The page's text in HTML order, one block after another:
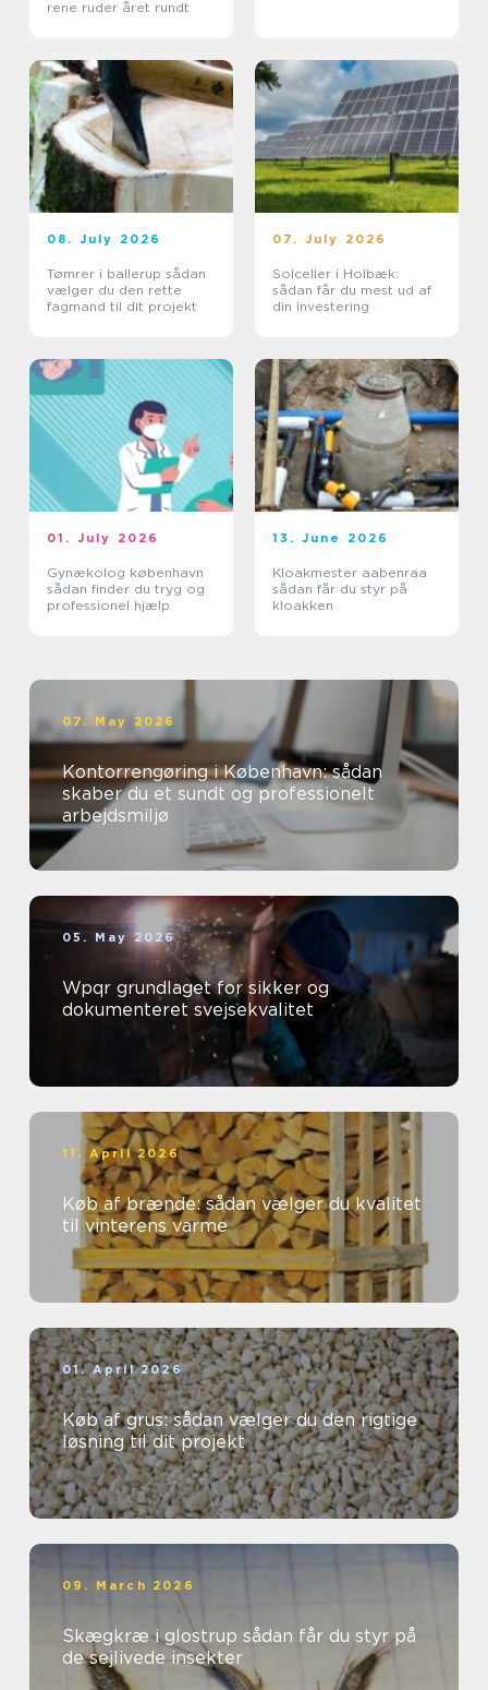
rene ruder året rundt
08. July 2026
Tømrer i ballerup sådan
vælger du den rette
fagmand til dit projekt
07. July 2026
Solceller i Holbæk:
sådan får du mest ud af
din investering
01. July 2026
Gynækolog københavn
sådan finder du tryg og
professionel hjælp
13. June 2026
Kloakmester aabenraa
sådan får du styr på
kloakken
07. May 2026
Kontorrengøring i København: sådan
skaber du et sundt og professionelt
arbejdsmiljø
05. May 2026
Wpqr grundlaget for sikker og
dokumenteret svejsekvalitet
11. April 2026
Køb af brænde: sådan vælger du kvalitet
til vinterens varme
01. April 2026
Køb af grus: sådan vælger du den rigtige
løsning til dit projekt
09. March 2026
Skægkræ i glostrup sådan får du styr på
de sejlivede insekter